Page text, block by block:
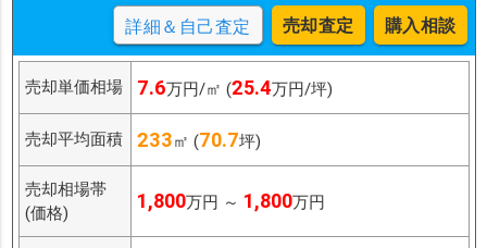
詳細＆自己査定 売却査定 購入相談
売却単価相場 7.6万円/㎡ (25.4万円/坪)
売却平均面積 233㎡ (70.7坪)
売却相場帯
(価格)
1,800万円 ～ 1,800万円